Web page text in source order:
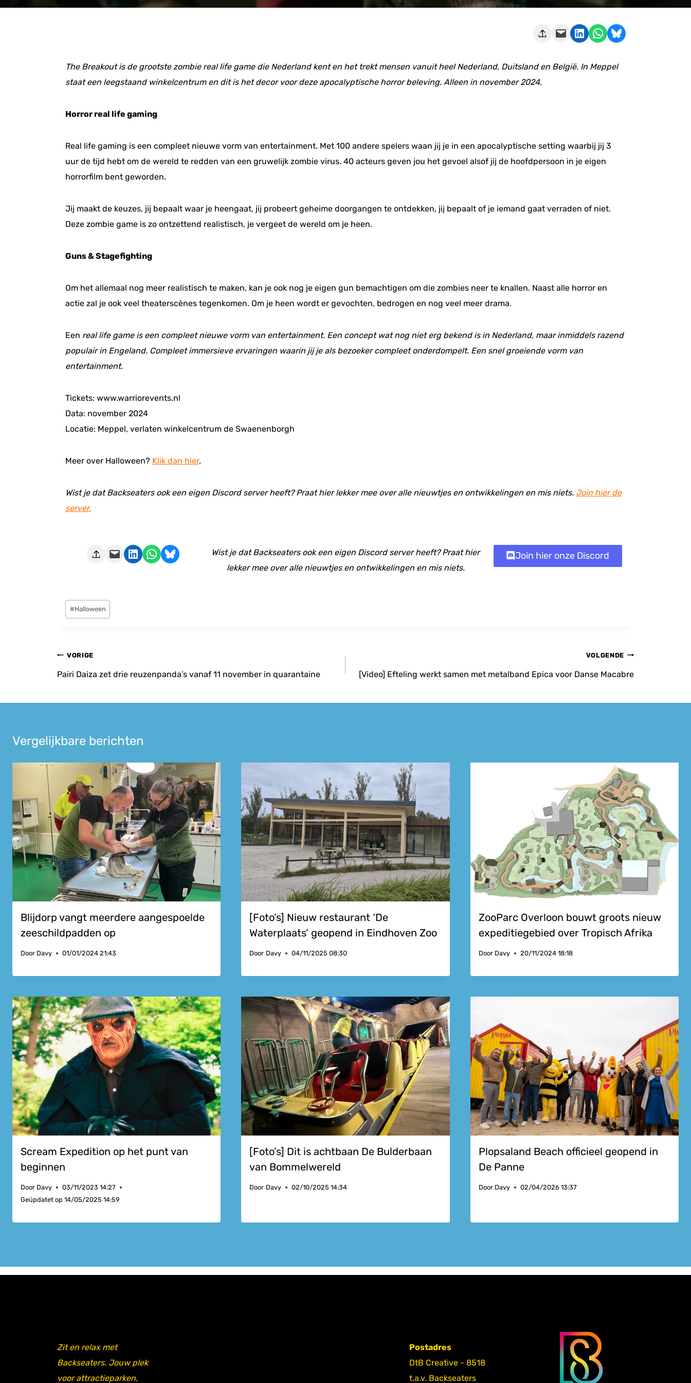
Deze pagina e-mailen Delen op LinkedIn Delen via WhatsApp Share on Bluesky
The Breakout is de grootste zombie real life game die Nederland kent en het trekt mensen vanuit heel Nederland, Duitsland en België. In Meppel
staat een leegstaand winkelcentrum en dit is het decor voor deze apocalyptische horror beleving. Alleen in november 2024.
Horror real life gaming
Real life gaming is een compleet nieuwe vorm van entertainment. Met 100 andere spelers waan jij je in een apocalyptische setting waarbij jij 3
uur de tijd hebt om de wereld te redden van een gruwelijk zombie virus. 40 acteurs geven jou het gevoel alsof jij de hoofdpersoon in je eigen
horrorfilm bent geworden.
Jij maakt de keuzes, jij bepaalt waar je heengaat, jij probeert geheime doorgangen te ontdekken, jij bepaalt of je iemand gaat verraden of niet.
Deze zombie game is zo ontzettend realistisch, je vergeet de wereld om je heen.
Guns & Stagefighting
Om het allemaal nog meer realistisch te maken, kan je ook nog je eigen gun bemachtigen om die zombies neer te knallen. Naast alle horror en
actie zal je ook veel theaterscènes tegenkomen. Om je heen wordt er gevochten, bedrogen en nog veel meer drama.
Een real life game is een compleet nieuwe vorm van entertainment. Een concept wat nog niet erg bekend is in Nederland, maar inmiddels razend
populair in Engeland. Compleet immersieve ervaringen waarin jij je als bezoeker compleet onderdompelt. Een snel groeiende vorm van
entertainment.
Tickets: www.warriorevents.nl
Data: november 2024
Locatie: Meppel, verlaten winkelcentrum de Swaenenborgh
Meer over Halloween? Klik dan hier.
Wist je dat Backseaters ook een eigen Discord server heeft? Praat hier lekker mee over alle nieuwtjes en ontwikkelingen en mis niets. Join hier de
server.
Deze pagina e-mailen Delen op LinkedIn Delen via WhatsApp Share on Bluesky
Wist je dat Backseaters ook een eigen Discord server heeft? Praat hier
lekker mee over alle nieuwtjes en ontwikkelingen en mis niets.
Join hier onze Discord
Bericht
tags:
#Halloween
Bericht
navigatie
VORIGE
Pairi Daiza zet drie reuzenpanda’s vanaf 11 november in quarantaine
VOLGENDE
[Video] Efteling werkt samen met metalband Epica voor Danse Macabre
Vergelijkbare berichten
Blijdorp vangt meerdere aangespoelde
zeeschildpadden op
Door Davy 01/01/2024 21:43
[Foto’s] Nieuw restaurant ‘De
Waterplaats’ geopend in Eindhoven Zoo
Door Davy 04/11/2025 08:30
ZooParc Overloon bouwt groots nieuw
expeditiegebied over Tropisch Afrika
Door Davy 20/11/2024 18:18
Scream Expedition op het punt van
beginnen
Door Davy
03/11/2023 14:27
Geüpdatet op 14/05/2025 14:59
[Foto’s] Dit is achtbaan De Bulderbaan
van Bommelwereld
Door Davy 02/10/2025 14:34
Plopsaland Beach officieel geopend in
De Panne
Door Davy 02/04/2026 13:37
Zit en relax met
Backseaters. Jouw plek
voor attractieparken,
Postadres
DtB Creative - 8518
t.a.v. Backseaters